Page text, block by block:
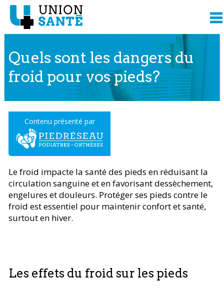
Quels sont les dangers du
froid pour vos pieds?
Contenu présenté par
Le froid impacte la santé des pieds en réduisant la
circulation sanguine et en favorisant dessèchement,
engelures et douleurs. Protéger ses pieds contre le
froid est essentiel pour maintenir confort et santé,
surtout en hiver.
Les effets du froid sur les pieds